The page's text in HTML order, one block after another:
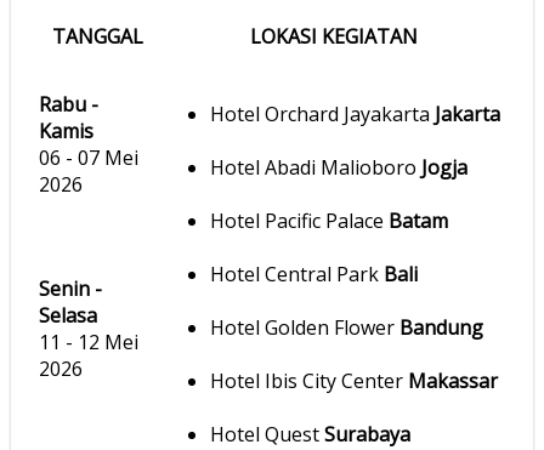
TANGGAL LOKASI KEGIATAN
Rabu -
Kamis
06 - 07 Mei
2026
Hotel Orchard Jayakarta Jakarta
Hotel Abadi Malioboro Jogja
Hotel Pacific Palace Batam
Hotel Central Park Bali
Hotel Golden Flower Bandung
Hotel Ibis City Center Makassar
Hotel QuestSurabaya
Senin -
Selasa
11 - 12 Mei
2026